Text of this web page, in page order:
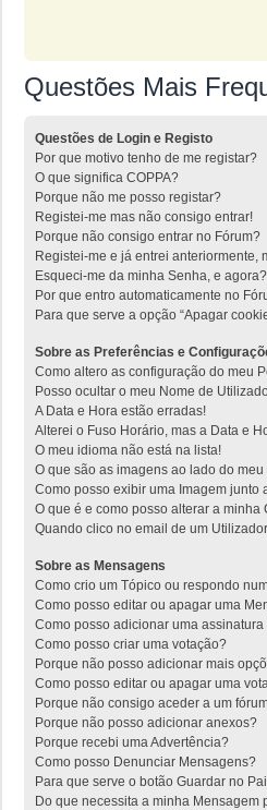
Questões Mais
Questões de Login e Registo
Por que motivo tenho de me registar?
O que significa COPPA?
Porque não me posso registar?
Registei-me mas não consigo entrar!
Porque não consigo entrar no Fórum?
Registei-me e já entrei anteriormente,
Esqueci-me da minha Senha, e agora?
Por que entro automaticamente no
Para que serve a opção “Apagar
Sobre as Preferências e
Como altero as configuração do meu
Posso ocultar o meu Nome de
A Data e Hora estão erradas!
Alterei o Fuso Horário, mas a Data e
O meu idioma não está na lista!
O que são as imagens ao lado do
Como posso exibir uma Imagem junto
O que é e como posso alterar a minha
Quando clico no email de um
Sobre as Mensagens
Como crio um Tópico ou respondo
Como posso editar ou apagar uma
Como posso adicionar uma
Como posso criar uma votação?
Porque não posso adicionar mais
Como posso editar ou apagar uma
Porque não consigo aceder a um
Porque não posso adicionar anexos?
Porque recebi uma Advertência?
Como posso Denunciar Mensagens?
Para que serve o botão Guardar no
Do que necessita a minha Mensagem